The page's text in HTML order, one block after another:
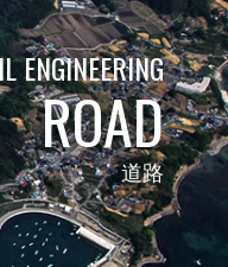
ENGINEERING
ROAD
道路